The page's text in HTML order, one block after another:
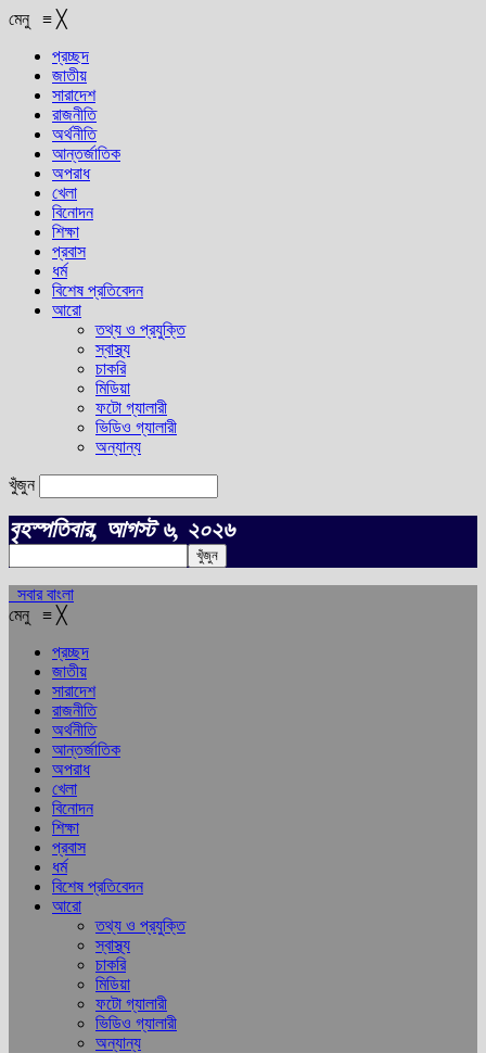
মেনু ≡ ╳
প্রচ্ছদ
জাতীয়
সারাদেশ
রাজনীতি
অর্থনীতি
আন্তর্জাতিক
অপরাধ
খেলা
বিনোদন
শিক্ষা
প্রবাস
ধর্ম
বিশেষ প্রতিবেদন
আরো
তথ্য ও প্রযুক্তি
স্বাস্থ্য
চাকরি
মিডিয়া
ফটো গ্যালারী
ভিডিও গ্যালারী
অন্যান্য
খুঁজুন
বৃহস্পতিবার, আগস্ট ৬, ২০২৬
সবার বাংলা
মেনু ≡ ╳
প্রচ্ছদ
জাতীয়
সারাদেশ
রাজনীতি
অর্থনীতি
আন্তর্জাতিক
অপরাধ
খেলা
বিনোদন
শিক্ষা
প্রবাস
ধর্ম
বিশেষ প্রতিবেদন
আরো
তথ্য ও প্রযুক্তি
স্বাস্থ্য
চাকরি
মিডিয়া
ফটো গ্যালারী
ভিডিও গ্যালারী
অন্যান্য